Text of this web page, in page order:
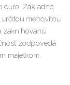
euro. Základné
menovitou
zaknihovanú
zodpovedá
majetkom.